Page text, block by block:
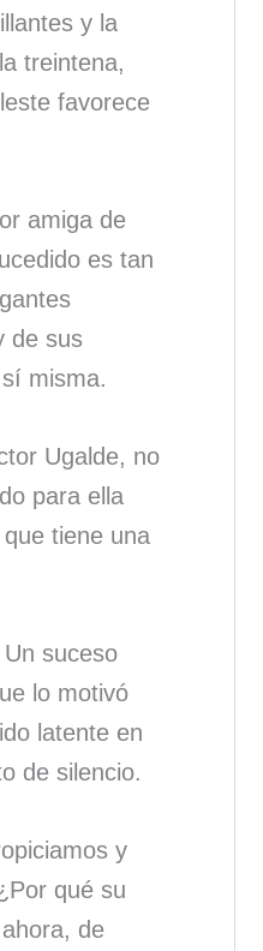
y la
treintena,
favorece
amiga de
es tan
de sus
misma.
Ugalde, no
para ella
tiene una
suceso
lo motivó
latente en
de silencio.
y
qué su
de